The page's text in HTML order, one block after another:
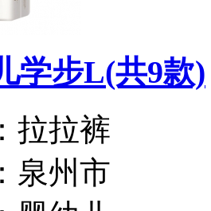
学步L(共9款)
拉拉裤
泉州市